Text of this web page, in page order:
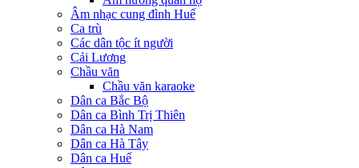
Âm nhạc cung đình Huế
Ca trù
Các dân tộc ít người
Cải Lương
Chầu văn
Chầu văn karaoke
Dân ca Bắc Bộ
Dân ca Bình Trị Thiên
Dân ca Hà Nam
Dân ca Hà Tây
Dân ca Huế